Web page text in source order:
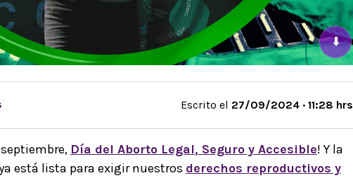
⬇
Escrito el 27/09/2024 · 11:28 hrs
Día del Aborto Legal, Seguro y Accesible! Y la
está lista para exigir nuestros derechos reproductivos y